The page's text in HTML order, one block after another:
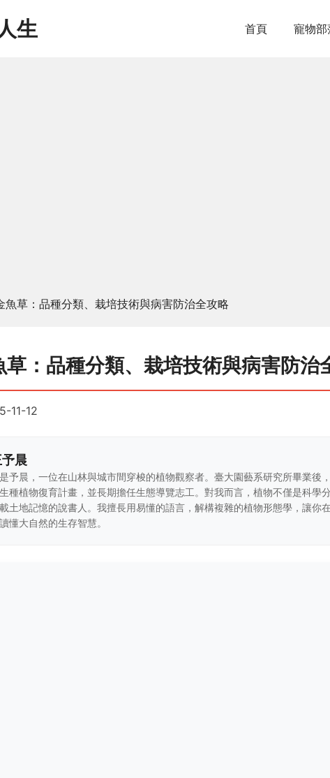
生 首頁 寵物部
魚草：品種分類、栽培技術與病害防治全攻略
草：品種分類、栽培技術與病害防治
11-12
晨
予晨，一位在山林與城市間穿梭的植物觀察者。臺大園藝系研究所畢業後
種植物復育計畫，並長期擔任生態導覽志工。對我而言，植物不僅是科學
土地記憶的說書人。我擅長用易懂的語言，解構複雜的植物形態學，讓你
懂大自然的生存智慧。